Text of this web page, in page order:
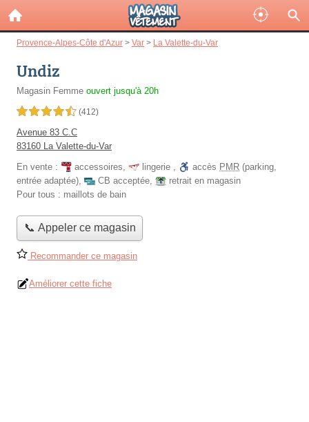
Provence-Alpes-Côte d'Azur > Var > La Valette-du-Var
Undiz
Magasin Femme ouvert jusqu'à 20h
4,5 étoiles sur 5 (412)
Avenue 83 C.C
83160 La Valette-du-Var
En vente :
accessoires, lingerie , accès PMR (parking,
entrée adaptée), CB acceptée,
retrait en magasin
Pour tous : maillots de bain
📞 Appeler ce magasin
Recommander ce magasin
Améliorer cette fiche